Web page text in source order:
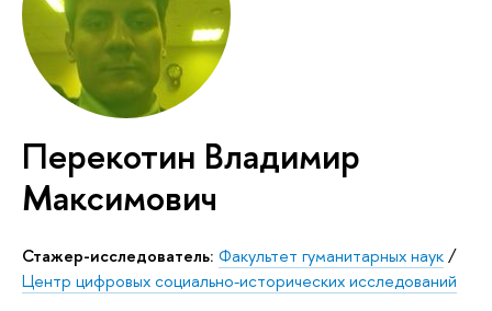
Перекотин Владимир
Максимович
Стажер-исследователь: Факультет гуманитарных наук/
Центр цифровых социально-исторических исследований